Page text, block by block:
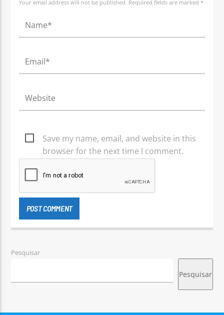
Your email address will not be published. Required fields are marked *
Save my name, email, and website in this
browser for the next time I comment.
Pesquisar
Pesquisar